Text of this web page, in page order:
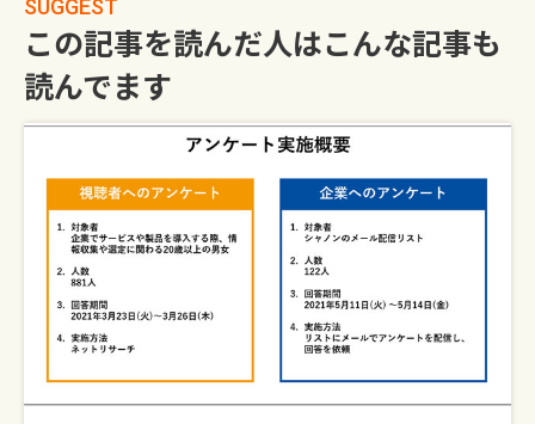
SUGGEST
この記事を読んだ人はこんな記事も
読んでます